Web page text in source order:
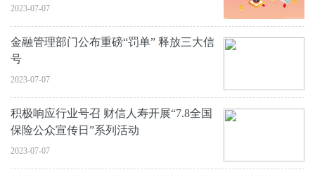
2023-07-07
金融管理部门公布重磅“罚单” 释放三大信
号
2023-07-07
积极响应行业号召 财信人寿开展“7.8全国
保险公众宣传日”系列活动
2023-07-07